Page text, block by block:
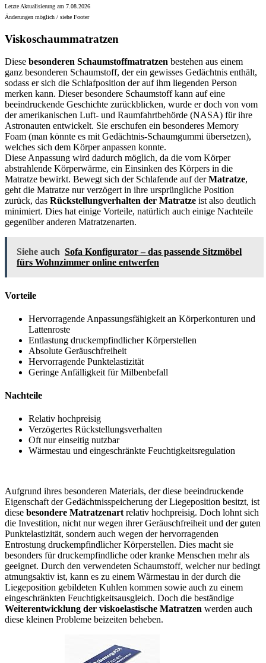
Letzte Aktualisierung am 7.08.2026
Änderungen möglich / siehe Footer
Viskoschaummatratzen
Diese besonderen Schaumstoffmatratzen bestehen aus einem
ganz besonderen Schaumstoff, der ein gewisses Gedächtnis enthält,
sodass er sich die Schlafposition der auf ihm liegenden Person
merken kann. Dieser besondere Schaumstoff kann auf eine
beeindruckende Geschichte zurückblicken, wurde er doch von vom
der amerikanischen Luft- und Raumfahrtbehörde (NASA) für ihre
Astronauten entwickelt. Sie erschufen ein besonderes Memory
Foam (man könnte es mit Gedächtnis-Schaumgummi übersetzen),
welches sich dem Körper anpassen konnte.
Diese Anpassung wird dadurch möglich, da die vom Körper
abstrahlende Körperwärme, ein Einsinken des Körpers in die
Matratze bewirkt. Bewegt sich der Schlafende auf derMatratze,
geht die Matratze nur verzögert in ihre ursprüngliche Position
zurück, das Rückstellungverhalten der Matratze ist also deutlich
minimiert. Dies hat einige Vorteile, natürlich auch einige Nachteile
gegenüber anderen Matratzenarten.
Siehe auch Sofa Konfigurator – das passende Sitzmöbel
fürs Wohnzimmer online entwerfen
Vorteile
Hervorragende Anpassungsfähigkeit an Körperkonturen und
Lattenroste
Entlastung druckempfindlicher Körperstellen
Absolute Geräuschfreiheit
Hervorragende Punktelastizität
Geringe Anfälligkeit für Milbenbefall
Nachteile
Relativ hochpreisig
Verzögertes Rückstellungsverhalten
Oft nur einseitig nutzbar
Wärmestau und eingeschränkte Feuchtigkeitsregulation
Aufgrund ihres besonderen Materials, der diese beeindruckende
Eigenschaft der Gedächtnisspeicherung der Liegeposition besitzt, ist
diese besondere Matratzenartrelativ hochpreisig. Doch lohnt sich
die Investition, nicht nur wegen ihrer Geräuschfreiheit und der guten
Punktelastizität, sondern auch wegen der hervorragenden
Entrostung druckempfindlicher Körperstellen. Dies macht sie
besonders für druckempfindliche oder kranke Menschen mehr als
geeignet. Durch den verwendeten Schaumstoff, welcher nur bedingt
atmungsaktiv ist, kann es zu einem Wärmestau in der durch die
Liegeposition gebildeten Kuhlen kommen sowie auch zu einem
eingeschränkten Feuchtigkeitsausgleich. Doch die beständige
Weiterentwicklung der viskoelastische Matratzen werden auch
diese kleinen Probleme beizeiten beheben.